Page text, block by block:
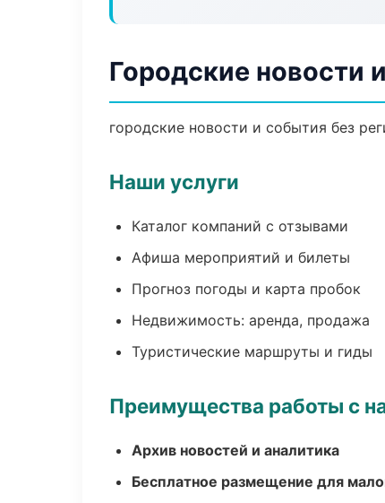
Городские новости
городские новости и события без
Наши услуги
Каталог компаний с отзывами
Афиша мероприятий и билеты
Прогноз погоды и карта пробок
Недвижимость: аренда, продажа
Туристические маршруты и гиды
Преимущества работы с
Архив новостей и аналитика
Бесплатное размещение для